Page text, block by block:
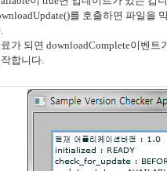
를 호출하면 파일을
가 되면 downloadComplete이벤
합니다.